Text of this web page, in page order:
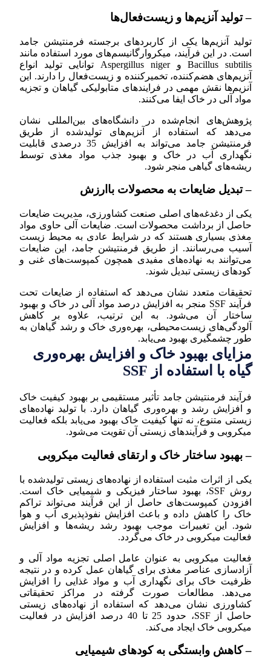
– تولید آنزیم‌ها و زیست‌فعال‌ها
تولید آنزیم‌ها یکی از کاربردهای برجسته فرمنتیشن جامد
است. در این فرآیند، میکروارگانیسم‌های مورد استفاده مانند
Bacillus subtilis و Aspergillus niger توانایی تولید انواع
آنزیم‌های هضم‌کننده، تخمیرکننده و زیست‌فعال را دارند. این
آنزیم‌ها نقش مهمی در فرایندهای متابولیکی گیاهان و تجزیه
مواد آلی در خاک ایفا می‌کنند.
پژوهش‌های انجام‌شده در دانشگاه‌های بین‌المللی نشان
می‌دهد که استفاده از آنزیم‌های تولیدشده از طریق
فرمنتیشن جامد می‌تواند به افزایش 35 درصدی قابلیت
نگهداری آب در خاک و بهبود جذب مواد مغذی توسط
ریشه‌های گیاهی منجر شود.
– تبدیل ضایعات به محصولات باارزش
یکی از دغدغه‌های اصلی صنعت کشاورزی، مدیریت ضایعات
حاصل از برداشت محصولات است. ضایعات آلی حاوی مواد
مغذی بسیاری هستند که در شرایط عادی به محیط زیست
آسیب می‌رسانند. از طریق فرمنتیشن جامد، این ضایعات
می‌توانند به نهاده‌های مفیدی همچون کمپوست‌های غنی و
کودهای زیستی تبدیل شوند.
تحقیقات متعدد نشان می‌دهد که استفاده از ضایعات تحت
فرآیند SSF منجر به افزایش درصد مواد آلی در خاک و بهبود
ساختار آن می‌شود. به این ترتیب، علاوه بر کاهش
آلودگی‌های زیست‌محیطی، بهره‌وری خاک و رشد گیاهان به
طور چشمگیری بهبود می‌یابد.
مزایای بهبود خاک و افزایش بهره‌وری
گیاه با استفاده از SSF
فرآیند فرمنتیشن جامد تأثیر مستقیمی بر بهبود کیفیت خاک
و افزایش رشد و بهره‌وری گیاهان دارد. با تولید نهاده‌های
زیستی متنوع، نه تنها کیفیت خاک بهبود می‌یابد بلکه فعالیت
میکروبی و فرآیندهای زیستی آن تقویت می‌شود.
– بهبود ساختار خاک و ارتقای فعالیت میکروبی
یکی از اثرات مثبت استفاده از نهاده‌های زیستی تولیدشده با
روش SSF، بهبود ساختار فیزیکی و شیمیایی خاک است.
افزودن کمپوست‌های حاصل از این فرآیند می‌تواند تراکم
خاک را کاهش داده و باعث افزایش نفوذپذیری آب و هوا
شود. این تغییرات موجب بهبود رشد ریشه‌ها و افزایش
فعالیت میکروبی در خاک می‌گردد.
فعالیت میکروبی به عنوان عامل اصلی تجزیه مواد آلی و
آزادسازی عناصر مغذی برای گیاهان عمل کرده و در نتیجه
ظرفیت خاک برای نگهداری آب و مواد غذایی را افزایش
می‌دهد. مطالعات صورت گرفته در مراکز تحقیقاتی
کشاورزی نشان می‌دهد که استفاده از نهاده‌های زیستی
حاصل از SSF، حدود 25 تا 40 درصد افزایش در فعالیت
میکروبی خاک ایجاد می‌کند.
– کاهش وابستگی به کودهای شیمیایی